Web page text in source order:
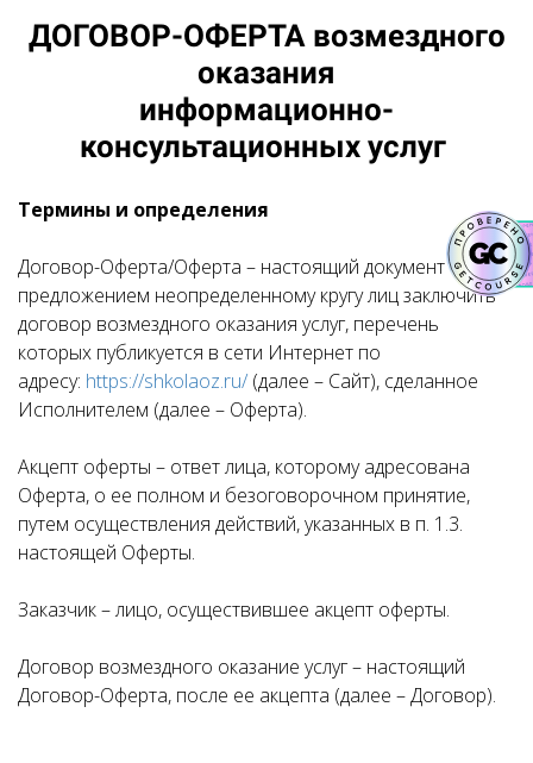
ДОГОВОР-ОФЕРТА возмездного
оказания
информационно-
консультационных услуг
Термины и определения
Договор-Оферта/Оферта – настоящий документ с
предложением неопределенному кругу лиц заключить
договор возмездного оказания услуг, перечень
которых публикуется в сети Интернет по
адресу: https://shkolaoz.ru/ (далее – Сайт), сделанное
Исполнителем (далее – Оферта).
Акцепт оферты – ответ лица, которому адресована
Оферта, о ее полном и безоговорочном принятие,
путем осуществления действий, указанных в п. 1.3.
настоящей Оферты.
Заказчик – лицо, осуществившее акцепт оферты.
Договор возмездного оказание услуг – настоящий
Договор-Оферта, после ее акцепта (далее – Договор).